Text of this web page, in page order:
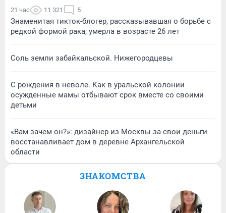
21 час 11 321 5
Знаменитая тикток-блогер, рассказывавшая о борьбе с
редкой формой рака, умерла в возрасте 26 лет
Соль земли забайкальской. Нижегородцевы
С рождения в неволе. Как в уральской колонии
осужденные мамы отбывают срок вместе со своими
детьми
«Вам зачем он?»: дизайнер из Москвы за свои деньги
восстанавливает дом в деревне Архангельской
области
ЗНАКОМСТВА